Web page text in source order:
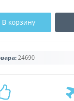
В корзину
24690